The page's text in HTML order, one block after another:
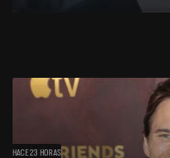
HACE 23 HORAS